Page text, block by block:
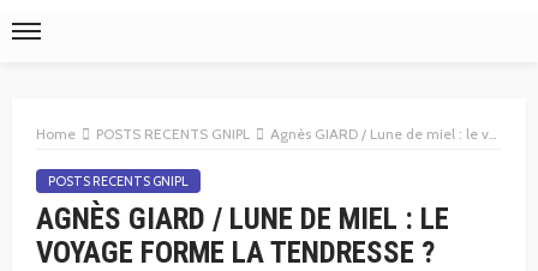
Home POSTS RECENTS GNIPL Agnès GIARD / Lune de miel : le voyage forme la tendresse ?
POSTS RECENTS GNIPL
AGNÈS GIARD / LUNE DE MIEL : LE
VOYAGE FORME LA TENDRESSE ?